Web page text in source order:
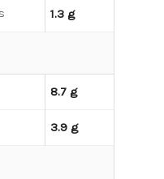
1.3 g
8.7 g
3.9 g